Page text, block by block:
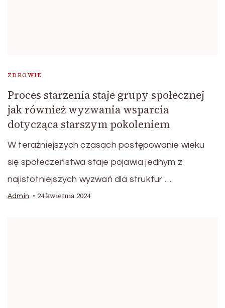
ZDROWIE
Proces starzenia staje grupy społecznej
jak również wyzwania wsparcia
dotycząca starszym pokoleniem
W teraźniejszych czasach postępowanie wieku
się społeczeństwa staje pojawia jednym z
najistotniejszych wyzwań dla struktur …
Admin 24 kwietnia 2024